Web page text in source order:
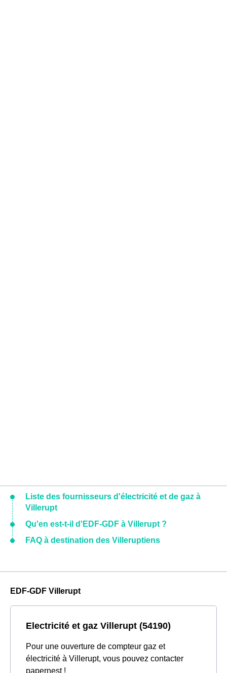
Liste des fournisseurs d'électricité et de gaz à
Villerupt
Qu'en est-t-il d'EDF-GDF à Villerupt ?
FAQ à destination des Villeruptiens
EDF-GDF Villerupt
Electricité et gaz Villerupt (54190)
Pour une ouverture de compteur gaz et
électricité à Villerupt, vous pouvez contacter
papernest !